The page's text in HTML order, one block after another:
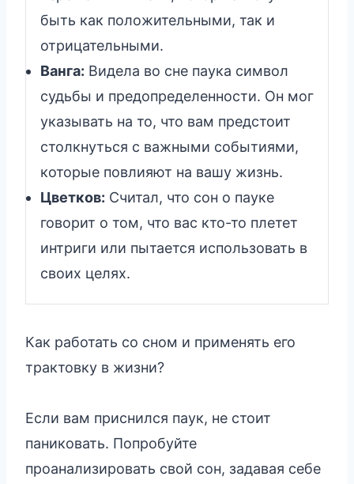
быть как положительными, так и
отрицательными.
Ванга: Видела во сне паука символ
судьбы и предопределенности. Он мог
указывать на то, что вам предстоит
столкнуться с важными событиями,
которые повлияют на вашу жизнь.
Цветков: Считал, что сон о пауке
говорит о том, что вас кто-то плетет
интриги или пытается использовать в
своих целях.
Как работать со сном и применять его
трактовку в жизни?
Если вам приснился паук, не стоит
паниковать. Попробуйте
проанализировать свой сон, задавая себе